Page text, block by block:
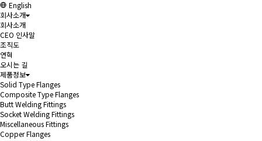
English
회사소개
회사소개
CEO 인사말
조직도
연혁
오시는 길
제품정보
Solid Type Flanges
Composite Type Flanges
Butt Welding Fittings
Socket Welding Fittings
Miscellaneous Fittings
Copper Flanges